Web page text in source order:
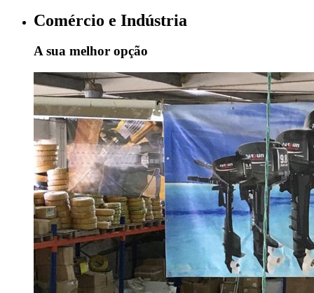
Comércio e Indústria
A sua melhor opção